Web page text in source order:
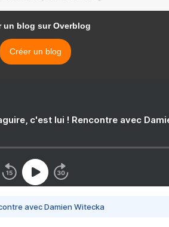
un blog sur Overblog
Créer un blog
c'est lui ! Rencontre avec
avec Damien Witecka